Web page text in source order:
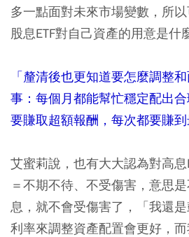
多一點面對未來市場變數，所
股息ETF對自己資產的用意是什
「釐清後也更知道要怎麼調整
事：每個月都能幫忙穩定配出
要賺取超額報酬，每次都要賺到
艾蜜莉說，也有大大認為對高
＝不期不待、不受傷害，意思
息，就不會受傷害了，「我還
利率來調整資產配置會更好，